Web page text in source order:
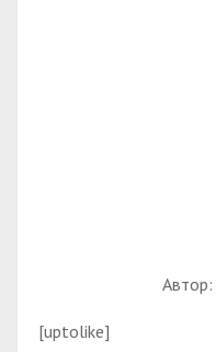
Автор:
[uptolike]